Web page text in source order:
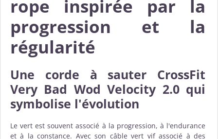
rope inspirée par la
progression et la
régularité
Une corde à sauter CrossFit
Very Bad Wod Velocity 2.0qui
symbolise l'évolution
Le vert est souvent associé à la progression, à l'endurance
et à la constance. Avec son câble vert vif associé à des